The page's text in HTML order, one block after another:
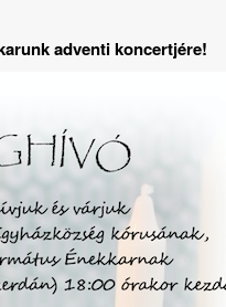
adventi koncertjére!